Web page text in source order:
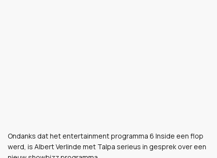
Ondanks dat het entertainment programma 6 Inside een flop
werd, is Albert Verlinde met Talpa serieus in gesprek over een